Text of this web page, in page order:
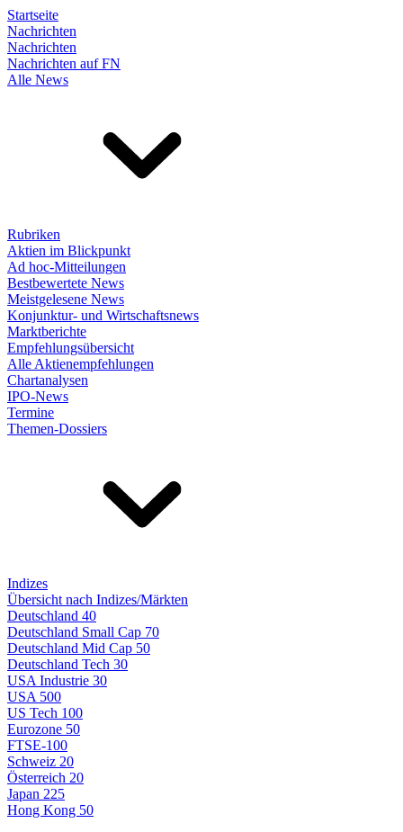
Startseite
Nachrichten
Nachrichten
Nachrichten auf FN
Alle News
Rubriken
Aktien im Blickpunkt
Ad hoc-Mitteilungen
Bestbewertete News
Meistgelesene News
Konjunktur- und Wirtschaftsnews
Marktberichte
Empfehlungsübersicht
Alle Aktienempfehlungen
Chartanalysen
IPO-News
Termine
Themen-Dossiers
Indizes
Übersicht nach Indizes/Märkten
Deutschland 40
Deutschland Small Cap 70
Deutschland Mid Cap 50
Deutschland Tech 30
USA Industrie 30
USA 500
US Tech 100
Eurozone 50
FTSE-100
Schweiz 20
Österreich 20
Japan 225
Hong Kong 50